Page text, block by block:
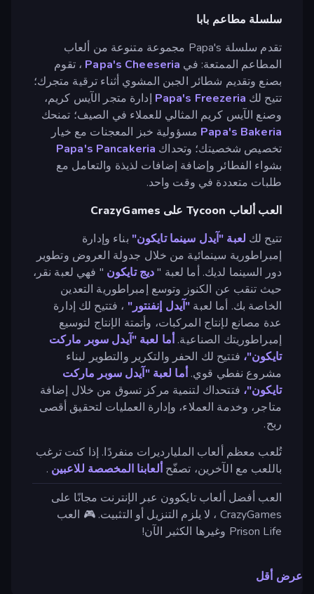
سلسلة مطاعم بابا
تقدم سلسلة Papa's مجموعة متنوعة من ألعاب
المطاعم الممتعة: في Papa's Cheeseria ، تقوم
بصنع وتقديم شطائر الجبن المشوي أثناء ترقية متجرك؛
تتيح لك Papa's Freezeria إدارة متجر الآيس كريم،
وصنع الآيس كريم المثالي للعملاء في الصيف؛ تمنحك
Papa's Bakeria مسؤولية خبز المعجنات مع خيار
تخصيص شخصيتك؛ وتحداك Papa's Pancakeria
بشواء الفطائر وإضافة إضافات لذيذة والتعامل مع
طلبات متعددة في وقت واحد.
العب ألعاب Tycoon على CrazyGames
تتيح لك لعبة "آيدل سينما تايكون" بناء وإدارة
إمبراطورية سينمائية من خلال جدولة العروض وتطوير
دور السينما لديك. أما لعبة "ديج تايكون " فهي لعبة نقر،
حيث تنقب عن الكنوز وتوسع إمبراطورية التعدين
الخاصة بك. أما لعبة "آيدل إنفنتور" ، فتتيح لك إدارة
عدة مصانع لإنتاج المركبات، وأتمتة الإنتاج لتوسيع
إمبراطوريتك الصناعية.أما لعبة "آيدل سوبر ماركت
تايكون"، فتتيح لك الحفر والتكرير والتطوير لبناء
مشروع نفطي قوي.أما لعبة "آيدل سوبر ماركت
تايكون"، فتتحداك لتنمية مركز تسوق من خلال إضافة
متاجر، وخدمة العملاء، وإدارة العمليات لتحقيق أقصى
ربح.
تُلعب معظم ألعاب المليارديرات منفردًا. إذا كنت ترغب
باللعب مع الآخرين، تصفّحألعابنا المخصصة للاعبين .
العب أفضل ألعاب تايكوون عبر الإنترنت مجانًا على
CrazyGames ، لا يلزم التنزيل أو التثبيت. 🎮 العب
Prison Life وغيرها الكثير الآن!
عرض أقل